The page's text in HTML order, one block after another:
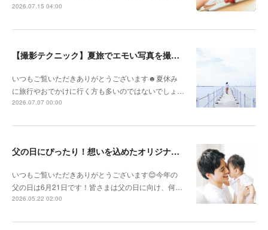
2026.07.15 04:00
【撮影テクニック】夏旅でエモい写真を撮るポイント！
いつもご覧いただきありがとうございます☻夏休み
に旅行やおでかけに行く方も多いのではないでしょ…
2026.07.07 00:00
父の日にぴったり！想いを込めたオリジナルギフトを贈ろう🎁
いつもご覧いただきありがとうございます😊今年の
父の日は6月21日です！皆さまは父の日に向け、何…
2026.05.22 02:00